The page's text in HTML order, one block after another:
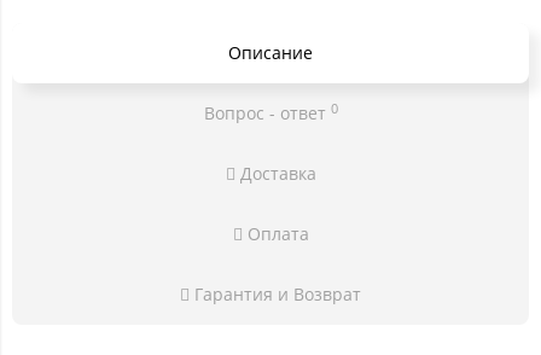
Описание
Вопрос - ответ 0
Доставка
Оплата
Гарантия и Возврат